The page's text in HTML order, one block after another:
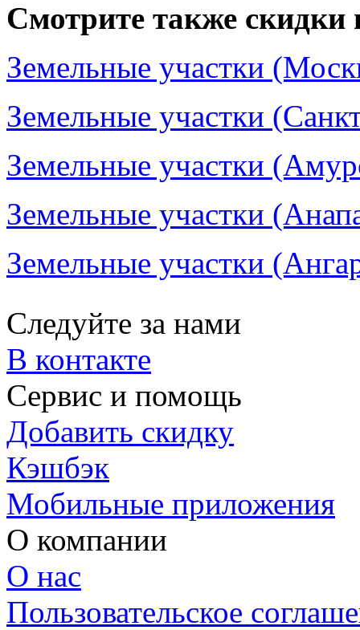
Смотрите также скидки
Земельные участки
Земельные участки
Земельные участки
Земельные участки
Земельные участки
Следуйте за нами
В контакте
Сервис и помощь
Добавить скидку
Кэшбэк
Мобильные приложения
О компании
О нас
Пользовательское